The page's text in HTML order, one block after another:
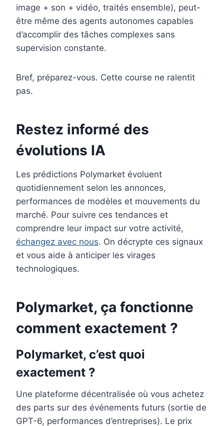
image + son + vidéo, traités ensemble), peut-
être même des agents autonomes capables
d’accomplir des tâches complexes sans
supervision constante.
Bref, préparez-vous. Cette course ne ralentit
pas.
Restez informé des
évolutions IA
Les prédictions Polymarket évoluent
quotidiennement selon les annonces,
performances de modèles et mouvements du
marché. Pour suivre ces tendances et
comprendre leur impact sur votre activité,
échangez avec nous. On décrypte ces signaux
et vous aide à anticiper les virages
technologiques.
Polymarket, ça fonctionne
comment exactement ?
Polymarket, c’est quoi
exactement ?
Une plateforme décentralisée où vous achetez
des parts sur des événements futurs (sortie de
GPT-6, performances d’entreprises). Le prix